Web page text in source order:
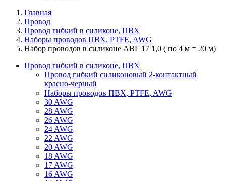
Главная
Провод
Провод гибкий в силиконе, ПВХ
Наборы проводов ПВХ, PTFE, AWG
Набор проводов в силиконе АВГ 17 1,0 ( по 4 м = 20 м)
Провод гибкий в силиконе, ПВХ
Провод гибкий силиконовый 2-контактный
красно-черный
Наборы проводов ПВХ, PTFE, AWG
30 AWG
28 AWG
26 AWG
24 AWG
22 AWG
20 AWG
18 AWG
17 AWG
16 AWG